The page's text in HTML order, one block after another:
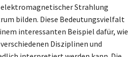
Strahlung
bilden. Diese Bedeutungsvielfalt
interessanten Beispiel dafür, wie
Disziplinen und